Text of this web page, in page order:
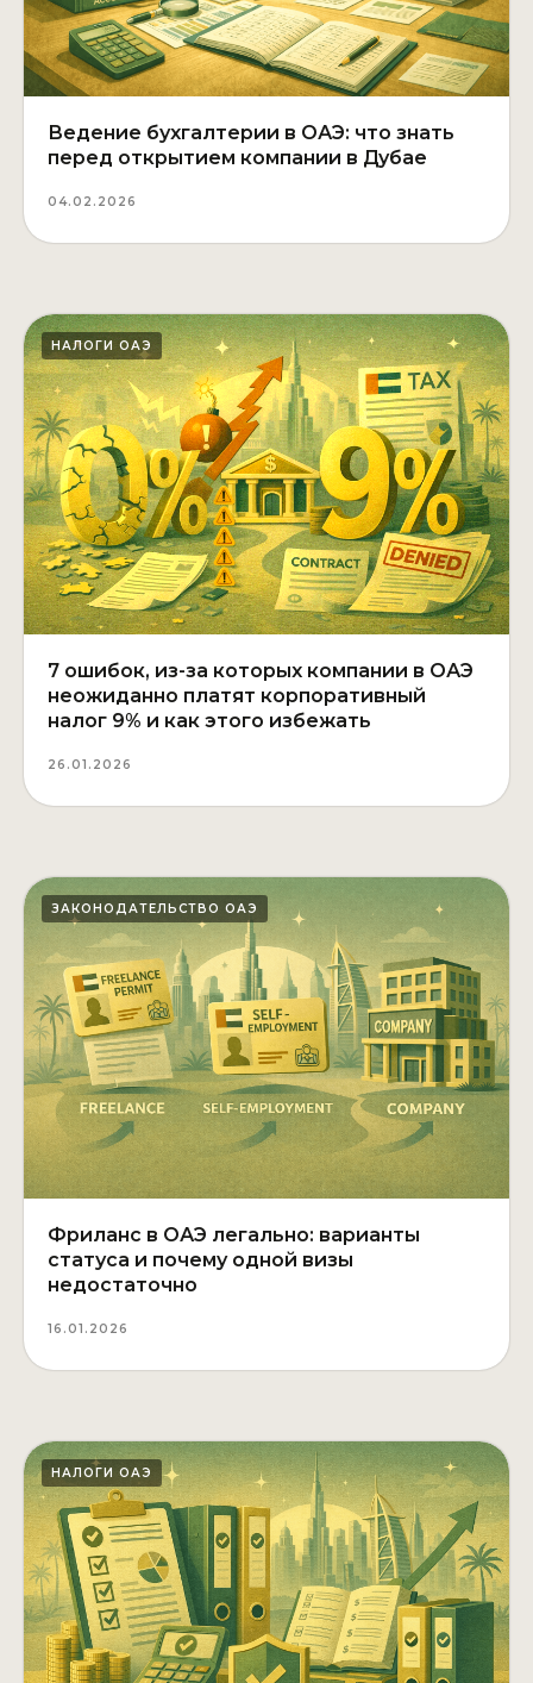
Ведение бухгалтерии в ОАЭ: что знать
перед открытием компании в Дубае
04.02.2026
НАЛОГИ ОАЭ
7 ошибок, из-за которых компании в ОАЭ
неожиданно платят корпоративный
налог 9% и как этого избежать
26.01.2026
ЗАКОНОДАТЕЛЬСТВО ОАЭ
Фриланс в ОАЭ легально: варианты
статуса и почему одной визы
недостаточно
16.01.2026
НАЛОГИ ОАЭ